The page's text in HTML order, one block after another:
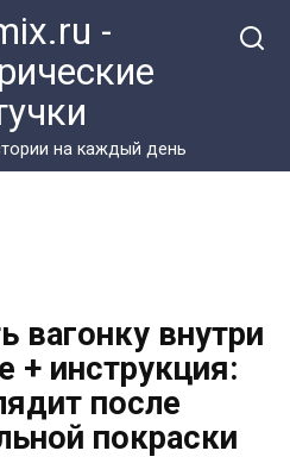
-
на каждый день
вагонку внутри
+ инструкция:
после
покраски